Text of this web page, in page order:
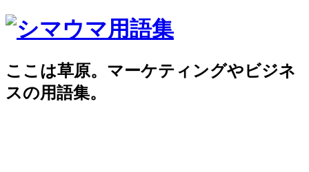
ここは草原。マーケティングやビジネ
スの用語集。